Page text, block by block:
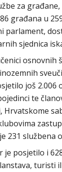
za
građana u
sjednica
osnovnih
još 2.006
te
Hrvatskome
231 službena
je posjetilo i
turisti